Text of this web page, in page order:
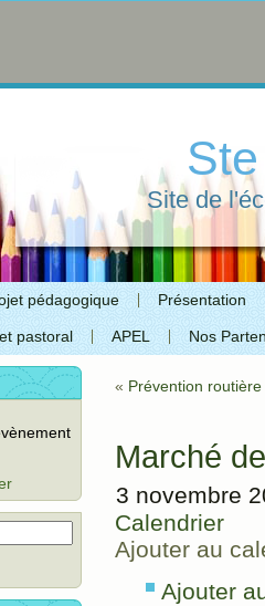
Site de
pédagogique Présentation
pastoral APEL Nos
« Prévention
Marché
3 novembre
Calendrier
Ajouter au
Ajouter